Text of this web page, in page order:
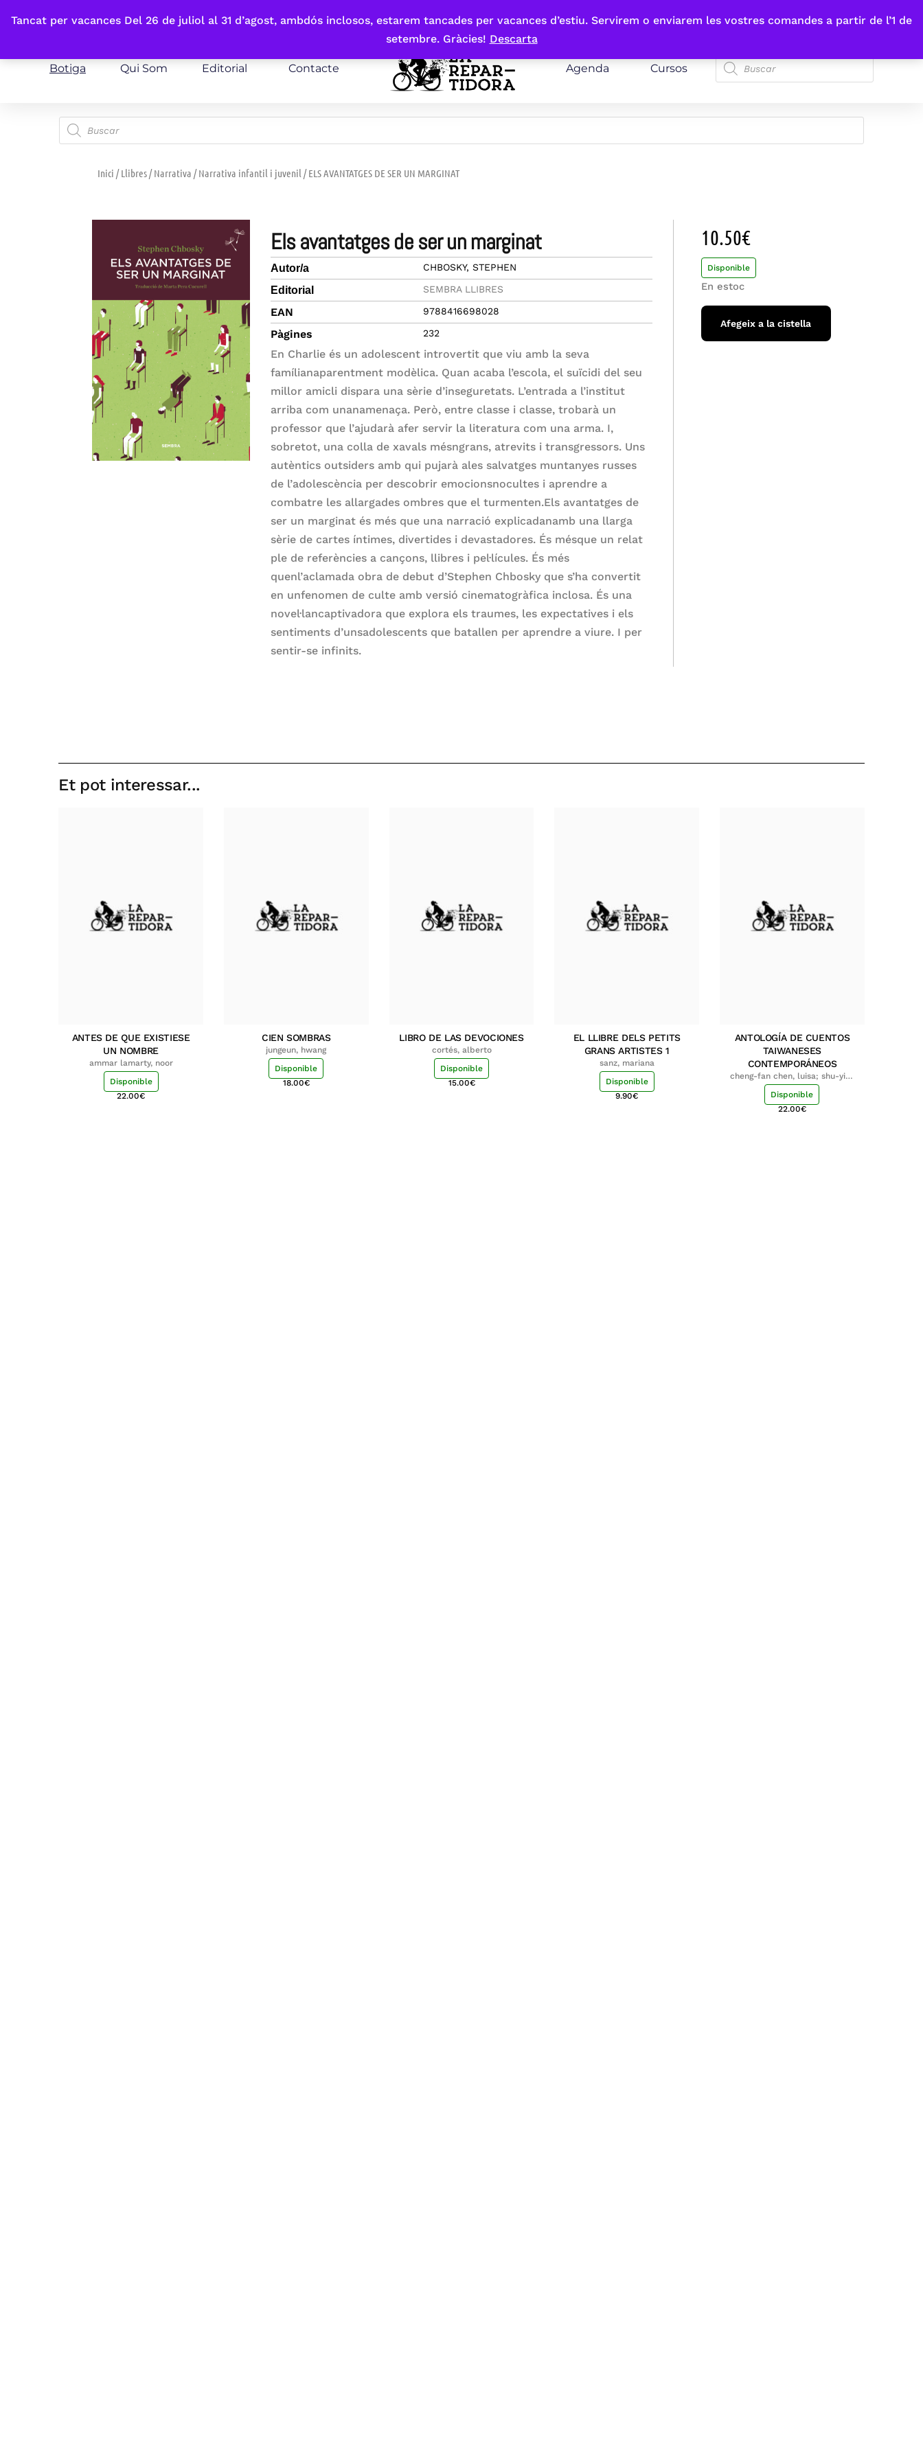
Tancat per vacances Del 26 de juliol al 31 d’agost, ambdós inclosos, estarem tancades per vacances d’estiu. Servirem o enviarem les vostres comandes a partir de l’1 de
setembre. Gràcies! Descarta
Fes-te'n sòcia
Botiga Qui Som Editorial Contacte Agenda Cursos
Inici /Llibres/Narrativa /Narrativa infantil i juvenil / ELS AVANTATGES DE SER UN MARGINAT
els avantatges de ser un marginat
Autor/a CHBOSKY, STEPHEN
Editorial SEMBRA LLIBRES
EAN 9788416698028
Pàgines 232
En Charlie és un adolescent introvertit que viu amb la seva
famílianaparentment modèlica. Quan acaba l’escola, el suïcidi del seu
millor amicli dispara una sèrie d’inseguretats. L’entrada a l’institut
arriba com unanamenaça. Però, entre classe i classe, trobarà un
professor que l’ajudarà afer servir la literatura com una arma. I,
sobretot, una colla de xavals mésngrans, atrevits i transgressors. Uns
autèntics outsiders amb qui pujarà ales salvatges muntanyes russes
de l’adolescència per descobrir emocionsnocultes i aprendre a
combatre les allargades ombres que el turmenten.Els avantatges de
ser un marginat és més que una narració explicadanamb una llarga
sèrie de cartes íntimes, divertides i devastadores. És mésque un relat
ple de referències a cançons, llibres i pel·lícules. És més
quenl’aclamada obra de debut d’Stephen Chbosky que s’ha convertit
en unfenomen de culte amb versió cinematogràfica inclosa. És una
novel·lancaptivadora que explora els traumes, les expectatives i els
sentiments d’unsadolescents que batallen per aprendre a viure. I per
sentir-se infinits.
10.50€
Disponible
En estoc
Afegeix a la cistella
Et pot interessar...
ANTES DE QUE EXISTIESE
UN NOMBRE
ammar lamarty, noor
Disponible
22.00€
CIEN SOMBRAS
jungeun, hwang
Disponible
18.00€
LIBRO DE LAS DEVOCIONES
cortés, alberto
Disponible
15.00€
EL LLIBRE DELS PETITS
GRANS ARTISTES 1
sanz, mariana
Disponible
9.90€
ANTOLOGÍA DE CUENTOS
TAIWANESES
CONTEMPORÁNEOS
cheng-fan chen, luisa; shu-ying
chang, luisa
Disponible
22.00€